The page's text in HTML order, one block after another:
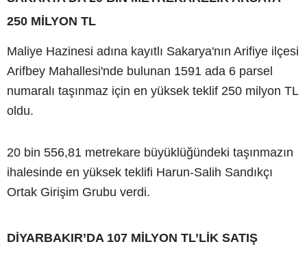
250 MİLYON TL
Maliye Hazinesi adına kayıtlı Sakarya'nın Arifiye ilçesi
Arifbey Mahallesi'nde bulunan 1591 ada 6 parsel
numaralı taşınmaz için en yüksek teklif 250 milyon TL
oldu.
20 bin 556,81 metrekare büyüklüğündeki taşınmazın
ihalesinde en yüksek teklifi Harun-Salih Sandıkçı
Ortak Girişim Grubu verdi.
DİYARBAKIR’DA 107 MİLYON TL’LİK SATIŞ